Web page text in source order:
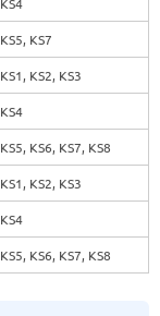
KS4
KS5, KS7
KS1, KS2, KS3
KS4
KS5, KS6, KS7, KS8
KS1, KS2, KS3
KS4
KS5, KS6, KS7, KS8